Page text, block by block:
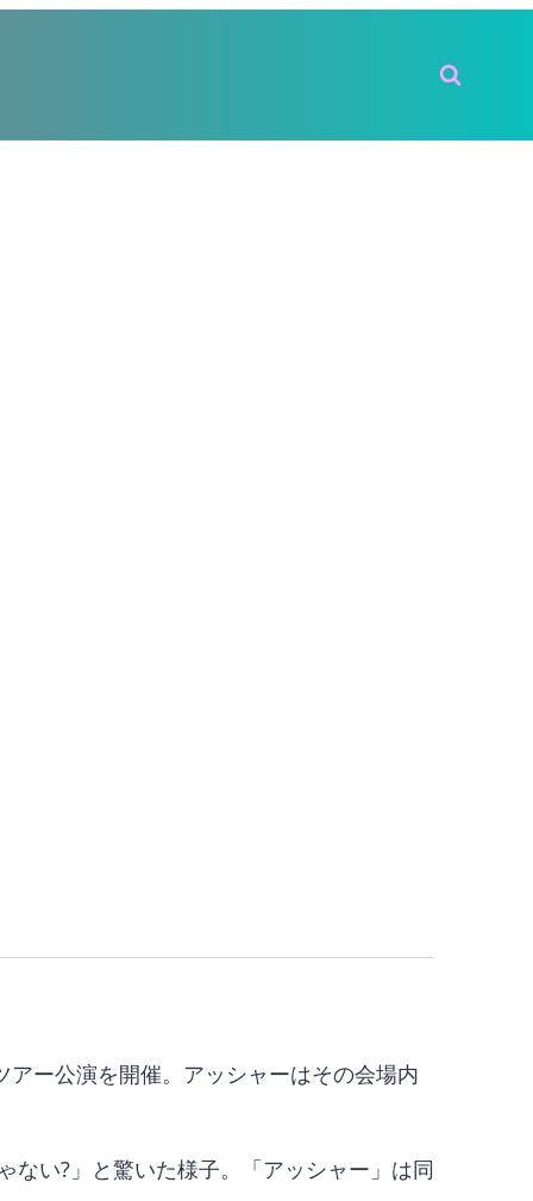
ー公演を開催。アッシャーはその会場内
い?」と驚いた様子。「アッシャー」は同